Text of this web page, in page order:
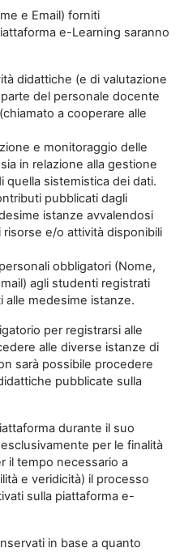
e Email) forniti
e-Learning saranno
didattiche (e di valutazione
del personale docente
a cooperare alle
e monitoraggio delle
in relazione alla gestione
quella sistemistica dei dati.
pubblicati dagli
istanze avvalendosi
e/o attività disponibili
obbligatori (Nome,
agli studenti registrati
alle medesime istanze.
per registrarsi alle
alle diverse istanze di
sarà possibile procedere
pubblicate sulla
durante il suo
per le finalità
il tempo necessario a
e veridicità) il processo
sulla piattaforma e-
in base a quanto